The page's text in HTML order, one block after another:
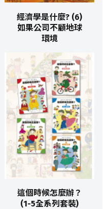
經濟學是什麼? (6)
如果公司不顧地球
環境
這個時候怎麼辦？
(1-5全系列套裝)